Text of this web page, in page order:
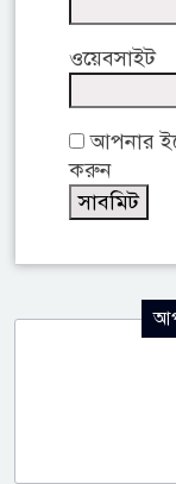
ওয়েবসাইট
আপনার
করুন